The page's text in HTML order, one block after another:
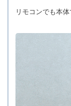
リモコンでも本体